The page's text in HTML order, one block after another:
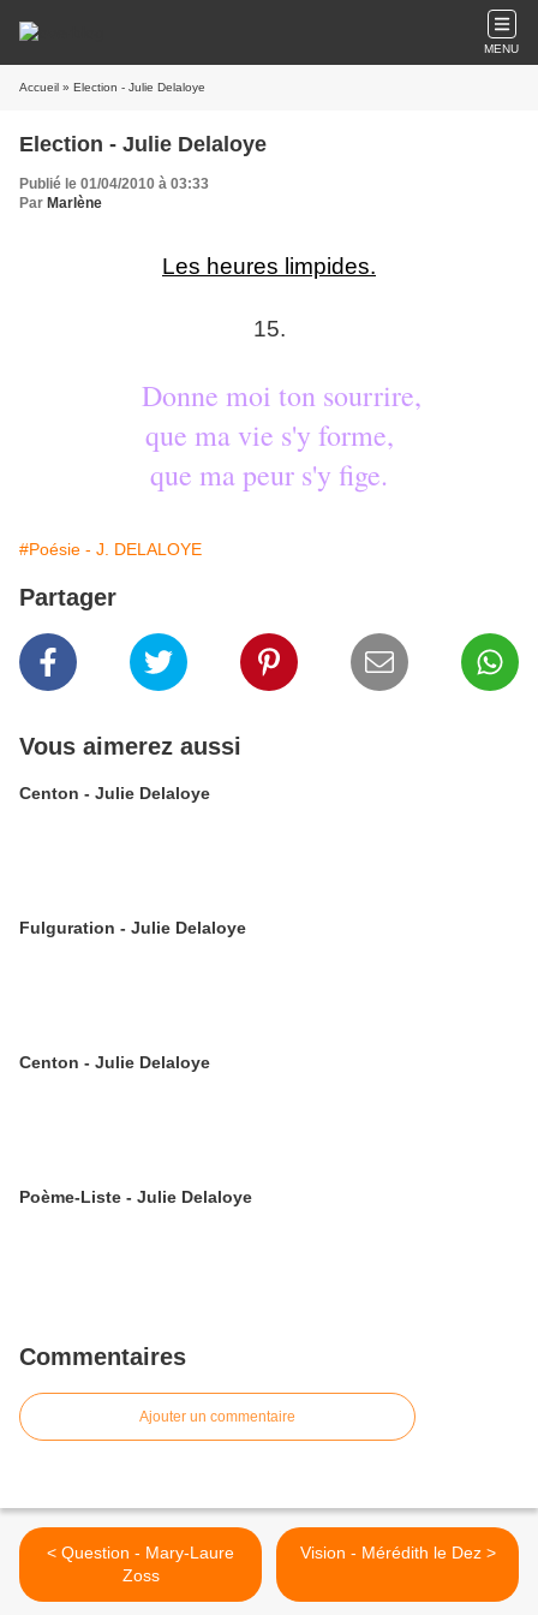
MENU
Accueil » Election - Julie Delaloye
Election - Julie Delaloye
Publié le 01/04/2010 à 03:33
Par Marlène
Les heures limpides.
15.
Donne moi ton sourrire,
que ma vie s'y forme,
que ma peur s'y fige.
#Poésie - J. DELALOYE
Partager
Vous aimerez aussi
Centon - Julie Delaloye
Fulguration - Julie Delaloye
Centon - Julie Delaloye
Poème-Liste - Julie Delaloye
Commentaires
Ajouter un commentaire
< Question - Mary-Laure
Zoss
Vision - Mérédith le Dez >